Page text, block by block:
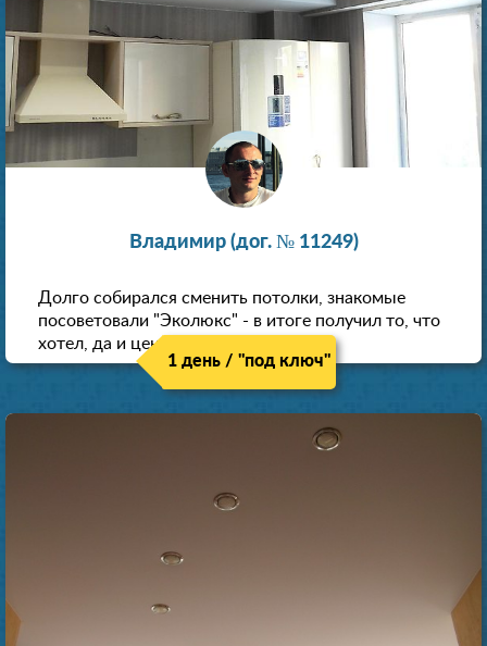
Владимир (дог. № 11249)
Долго собирался сменить потолки, знакомые
посоветовали "Эколюкс" - в итоге получил то, что
хотел, да и цена нормальная.
1 день / "под ключ"